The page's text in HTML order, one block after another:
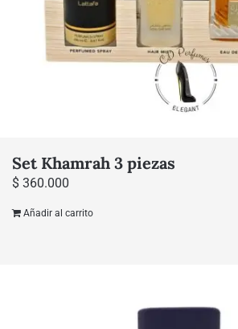
Set Khamrah 3 piezas
$ 360.000
Añadir al carrito